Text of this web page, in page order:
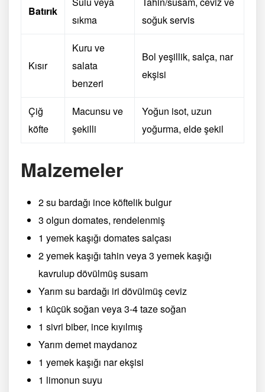
Batırık
sıkma
soğuk servis
Kısır
Kuru ve
salata
benzeri
Bol yeşillik, salça, nar
ekşisi
Çiğ
köfte
Macunsu ve
şekilli
Yoğun isot, uzun
yoğurma, elde şekil
Malzemeler
2 su bardağı ince köftelik bulgur
3 olgun domates, rendelenmiş
1 yemek kaşığı domates salçası
2 yemek kaşığı tahin veya 3 yemek kaşığı
kavrulup dövülmüş susam
Yarım su bardağı iri dövülmüş ceviz
1 küçük soğan veya 3-4 taze soğan
1 sivri biber, ince kıyılmış
Yarım demet maydanoz
1 yemek kaşığı nar ekşisi
1 limonun suyu